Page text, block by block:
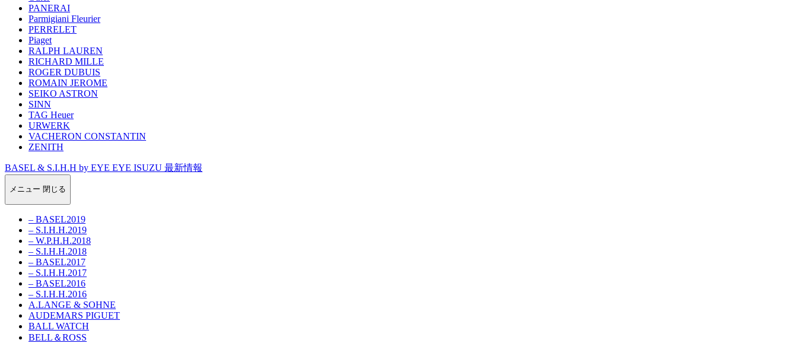
PANERAI
Parmigiani Fleurier
PERRELET
Piaget
RALPH LAUREN
RICHARD MILLE
ROGER DUBUIS
ROMAIN JEROME
SEIKO ASTRON
SINN
TAG Heuer
URWERK
VACHERON CONSTANTIN
ZENITH
BASEL & S.I.H.H by EYE EYE ISUZU 最新情報
メニュー 閉じる
– BASEL2019
– S.I.H.H.2019
– W.P.H.H.2018
– S.I.H.H.2018
– BASEL2017
– S.I.H.H.2017
– BASEL2016
– S.I.H.H.2016
A.LANGE & SOHNE
AUDEMARS PIGUET
BALL WATCH
BELL＆ROSS